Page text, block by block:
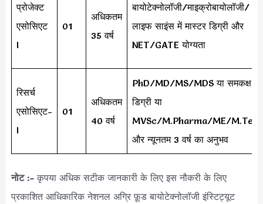
प्रोजेक्ट
एसोसिएट
I
01
अधिकतम
35 वर्ष
बायोटेक्नोलॉजी/माइक्रोबायोलॉजी/
लाइफ साइंस में मास्टर डिग्री और
NET/GATE योग्यता
रिसर्च
एसोसिएट-
I
01
अधिकतम
40 वर्ष
PhD/MD/MS/MDS या समकक्ष
डिग्री या
MVSc/M.Pharma/ME/M.Tech
और न्यूनतम 3 वर्ष का अनुभव
नोट :-कृपया अधिक सटीक जानकारी के लिए इस नौकरी के लिए
प्रकाशित आधिकारिक नेशनल अग्रि फ़ूड बायोटेक्नोलॉजी इंस्टिट्यूट